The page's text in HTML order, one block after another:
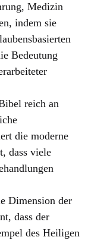
Medizin
indem sie
Bedeutung
reich an
die moderne
dass viele
Dimension der
dass der
des Heiligen